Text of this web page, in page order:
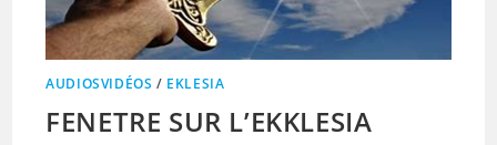
AUDIOSVIDÉOS / EKLESIA
FENETRE SUR L’EKKLESIA